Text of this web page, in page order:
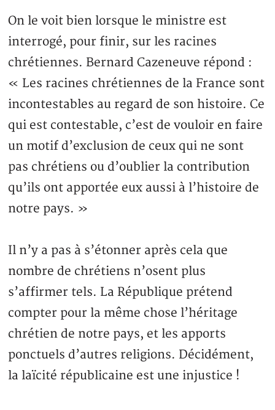
On le voit bien lorsque le ministre est
interrogé, pour finir, sur les racines
chrétiennes. Bernard Cazeneuve répond :
« Les racines chrétiennes de la France sont
incontestables au regard de son histoire. Ce
qui est contestable, c’est de vouloir en faire
un motif d’exclusion de ceux qui ne sont
pas chrétiens ou d’oublier la contribution
qu’ils ont apportée eux aussi à l’histoire de
notre pays. »
Il n’y a pas à s’étonner après cela que
nombre de chrétiens n’osent plus
s’affirmer tels. La République prétend
compter pour la même chose l’héritage
chrétien de notre pays, et les apports
ponctuels d’autres religions. Décidément,
la laïcité républicaine est une injustice !